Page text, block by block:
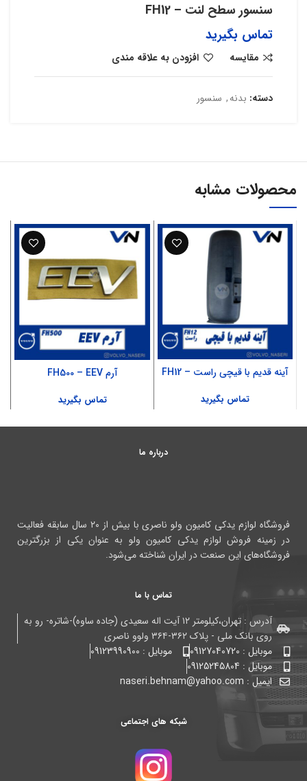
سنسور سطح لنت – FH12
تماس بگیرید
مقایسه افزودن به علاقه مندی
دسته: بدنه, سنسور
محصولات مشابه
آینه قدیم با قیچی راست – FH12
تماس بگیرید
آرم FH500 – EEV
تماس بگیرید
درباره ما
فروشگاه لوازم یدکی کامیون ولو ناصری با بیش از ۲۰ سال سابقه فعالیت
در زمینه فروش لوازم یدکی کامیون ولو به عنوان یکی از بزرگترین
فروشگاه‌های این صنعت در ایران شناخته می‌شود.
تماس با ما
آدرس : تهران،کیلومتر ۱۲ آیت اله سعیدی (جاده ساوه)-شاتره- رو به
روی بانک ملی - پلاک ۳۶۲-۳۶۴ ولوو ناصری
موبایل : 09127040720
موبایل : 09123990900
موبایل : 09125245804
ایمیل : naseri.behnam@yahoo.com
شبکه های اجتماعی